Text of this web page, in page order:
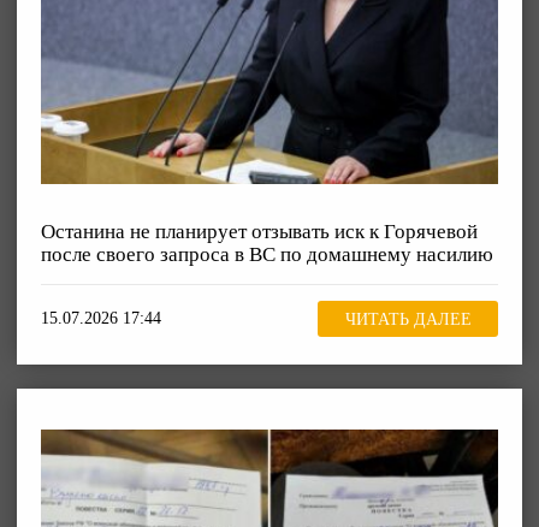
Останина не планирует отзывать иск к Горячевой
после своего запроса в ВС по домашнему насилию
15.07.2026 17:44 ЧИТАТЬ ДАЛЕЕ